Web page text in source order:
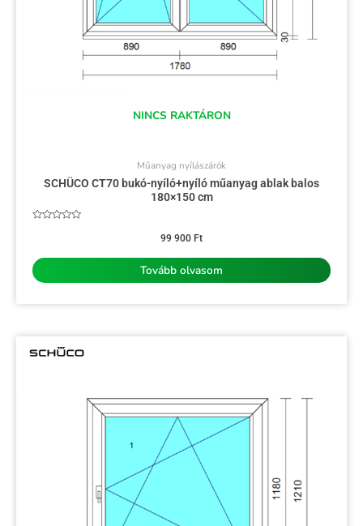
NINCS RAKTÁRON
Műanyag nyílászárók
SCHÜCO CT70 bukó-nyíló+nyíló műanyag ablak balos
180×150 cm
99 900 Ft
Tovább olvasom